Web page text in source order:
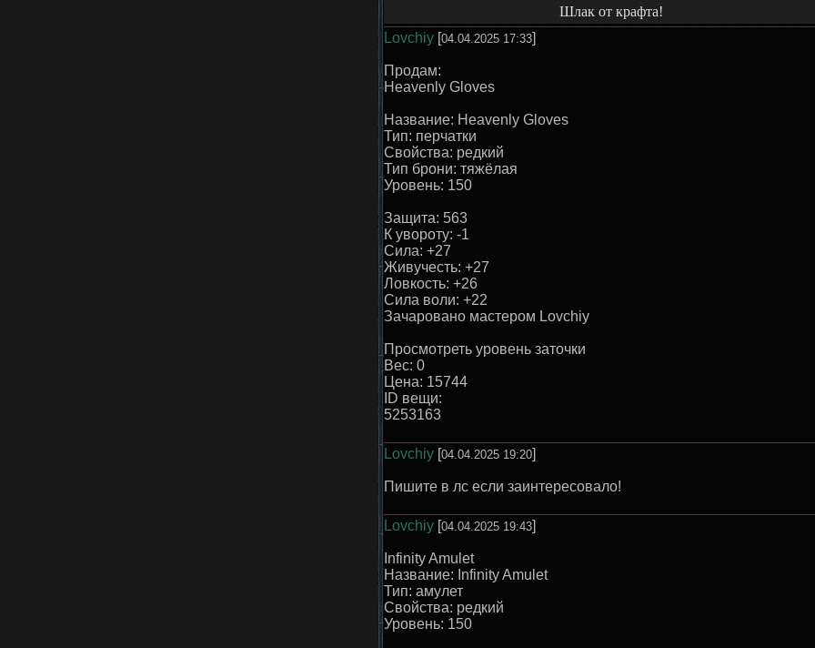
Шлак от крафта!
Lovchiy [04.04.2025 17:33]
Продам:
Heavenly Gloves
Название: Heavenly Gloves
Тип: перчатки
Свойства: редкий
Тип брони: тяжёлая
Уровень: 150
Защита: 563
К увороту: -1
Сила: +27
Живучесть: +27
Ловкость: +26
Сила воли: +22
Зачаровано маcтером Lovchiy
Просмотреть уровень заточки
Вес: 0
Цена: 15744
ID вещи:
5253163
Lovchiy [04.04.2025 19:20]
Пишите в лс если заинтересовало!
Lovchiy [04.04.2025 19:43]
Infinity Amulet
Название: Infinity Amulet
Тип: амулет
Свойства: редкий
Уровень: 150